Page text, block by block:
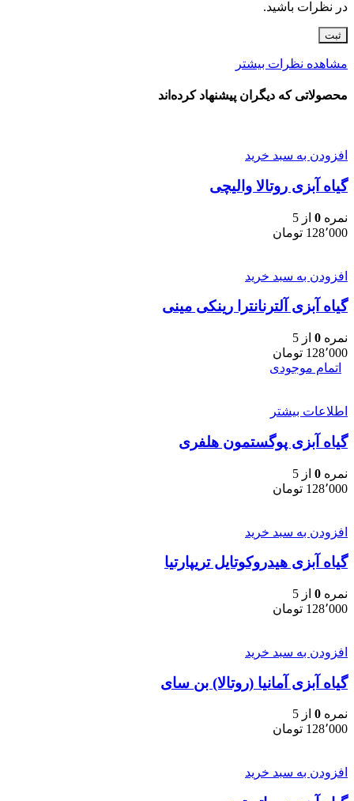
در نظرات باشید.
مشاهده نظرات بیشتر
محصولاتی که دیگران پیشنهاد کرده‌اند
افزودن به سبد خرید
گیاه آبزی روتالا والیچی
نمره 0 از 5
128٬000 تومان
افزودن به سبد خرید
گیاه آبزی آلترنانترا رینکی مینی
نمره 0 از 5
128٬000 تومان
اتمام موجودی
اطلاعات بیشتر
گیاه آبزی پوگستمون هلفری
نمره 0 از 5
128٬000 تومان
افزودن به سبد خرید
گیاه آبزی هیدروکوتایل تریپارتیا
نمره 0 از 5
128٬000 تومان
افزودن به سبد خرید
گیاه آبزی آمانیا (روتالا) بن سای
نمره 0 از 5
128٬000 تومان
افزودن به سبد خرید